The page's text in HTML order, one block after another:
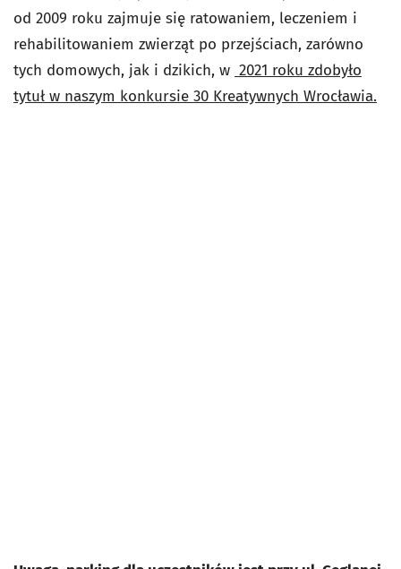
od 2009 roku zajmuje się ratowaniem, leczeniem i
rehabilitowaniem zwierząt po przejściach, zarówno
tych domowych, jak i dzikich, w 2021 roku zdobyło
tytuł w naszym konkursie 30 Kreatywnych Wrocławia.